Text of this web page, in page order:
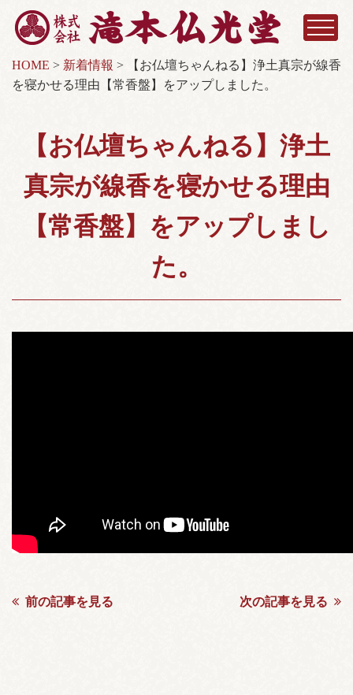
HOME > 新着情報 >
【お仏壇ちゃんねる】浄土真宗が線香
を寝かせる理由【常香盤】をアップしました。
【お仏壇ちゃんねる】浄土
真宗が線香を寝かせる理由
【常香盤】をアップしまし
た。
前の記事を見る 次の記事を見る